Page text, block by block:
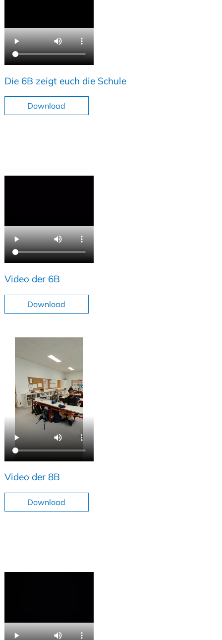
Die 6B zeigt euch die Schule
Download
Video der 6B
Download
Video der 8B
Download